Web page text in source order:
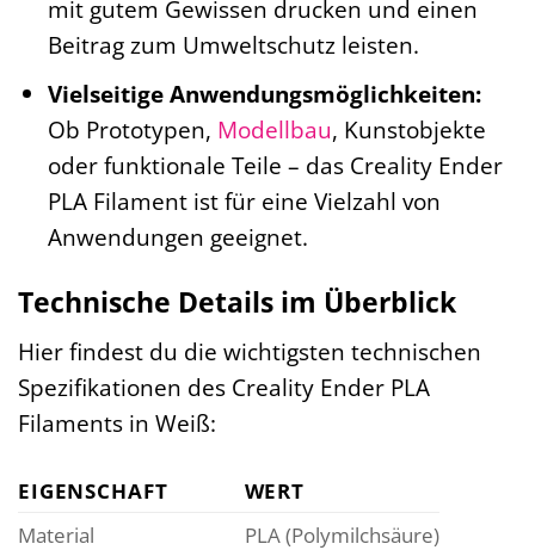
mit gutem Gewissen drucken und einen
Beitrag zum Umweltschutz leisten.
Vielseitige Anwendungsmöglichkeiten:
Ob Prototypen, Modellbau, Kunstobjekte
oder funktionale Teile – das Creality Ender
PLA Filament ist für eine Vielzahl von
Anwendungen geeignet.
Technische Details im Überblick
Hier findest du die wichtigsten technischen
Spezifikationen des Creality Ender PLA
Filaments in Weiß:
EIGENSCHAFT
WERT
Material
PLA (Polymilchsäure)